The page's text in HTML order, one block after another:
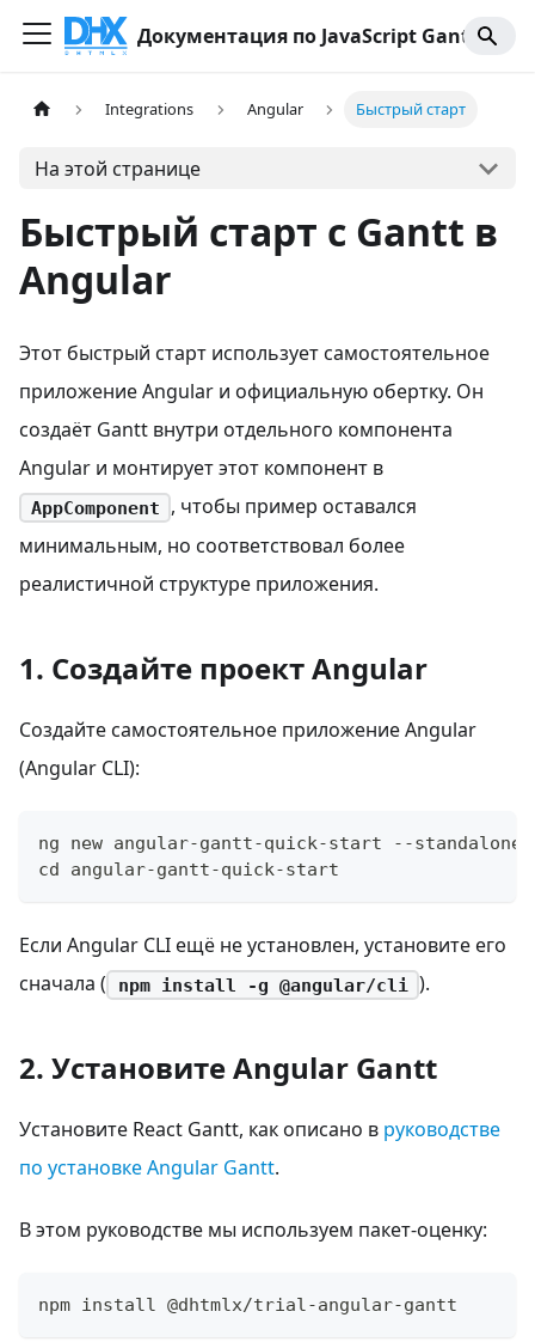
Документация по JavaScript Gantt
Integrations Angular Быстрый старт
На этой странице
Быстрый старт с Gantt в
Angular
Этот быстрый старт использует самостоятельное
приложение Angular и официальную обертку. Он
создаёт Gantt внутри отдельного компонента
Angular и монтирует этот компонент в
AppComponent
, чтобы пример оставался
минимальным, но соответствовал более
реалистичной структуре приложения.
1. Создайте проект Angular
Создайте самостоятельное приложение Angular
(Angular CLI):
ng new angular-gantt-quick-start --
cd angular-gantt-quick-start
Если Angular CLI ещё не установлен, установите его
сначала (
npm install -g @angular/cli ).
2. Установите Angular Gantt
Установите React Gantt, как описано в руководстве
по установке Angular Gantt.
В этом руководстве мы используем пакет-оценку:
npm install @dhtmlx/trial-angular-gantt